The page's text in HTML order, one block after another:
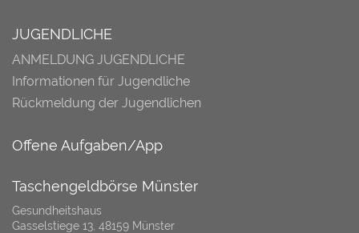
JUGENDLICHE
ANMELDUNG JUGENDLICHE
Informationen für Jugendliche
Rückmeldung der Jugendlichen
Offene Aufgaben/App
Taschengeldbörse Münster
Gesundheitshaus
Gasselstiege 13, 48159 Münster